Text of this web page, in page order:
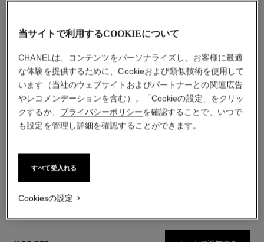
イドゥラ ビューティ マイク
保湿美容液
参照番号133320
¥ 15,400
カートに追加する
ココ マドモアゼル
当サイトで利用するCOOKIEについて
CHANELは、コンテンツをパーソナライズし、お客様に最適
な体験を提供するために、Cookieおよび類似技術を使用して
います（当社のウェブサイトおよびパートナーとの関連広告
やレコメンデーションを含む）。「Cookieの設定」をクリッ
クするか、 プライバシーポリシーを確認することで、いつで
も設定を管理し詳細を確認することができます。
すべて受入れる
Cookiesの設定